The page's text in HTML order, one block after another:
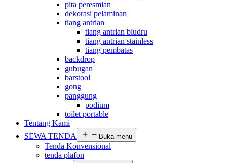
pita peresmian
dekorasi pelaminan
tiang antrian
tiang antrian bludru
tiang antrian stainless
tiang pembatas
backdrop
gubugan
barstool
gong
panggung
podium
toilet portable
Tentang Kami
SEWA TENDA
Buka menu
Tenda Konvensional
tenda plafon